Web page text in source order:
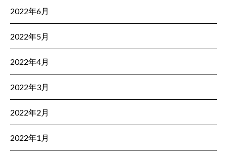
2022年6月
2022年5月
2022年4月
2022年3月
2022年2月
2022年1月